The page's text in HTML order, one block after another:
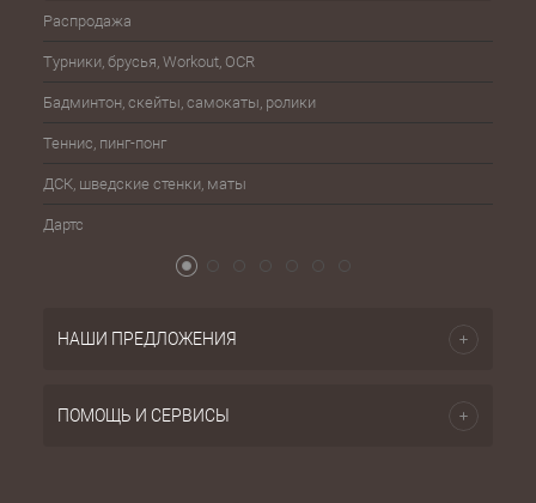
Распродажа
Турники, брусья, Workout, OCR
Бадминтон, скейты, самокаты, ролики
Теннис, пинг-понг
ДСК, шведские стенки, маты
Дартс
НАШИ ПРЕДЛОЖЕНИЯ
ПОМОЩЬ И СЕРВИСЫ